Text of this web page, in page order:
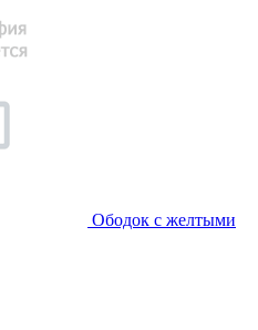
Ободок с желтыми